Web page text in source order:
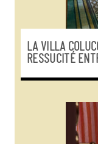
LA VILLA
RESSUCITÉ